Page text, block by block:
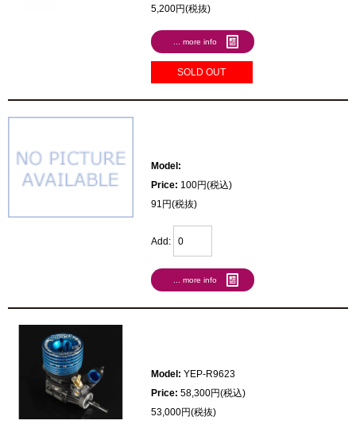
5,200円(税抜)
... more info
SOLD OUT
Model:
Price: 100円(税込)
91円(税抜)
Add:
... more info
Model: YEP-R9623
Price: 58,300円(税込)
53,000円(税抜)